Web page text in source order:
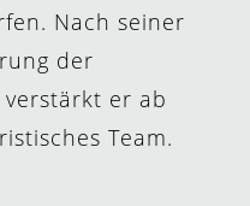
Nach seiner
der
er ab
Team.